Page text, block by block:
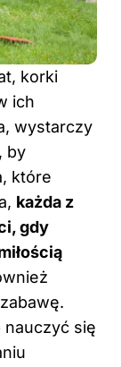
korki
ich
wystarczy
by
które
każda z
gdy
nauczyć się